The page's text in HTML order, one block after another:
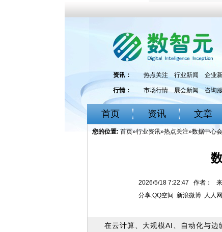
资讯： 热点关注 行业新闻 企业
行情： 市场行情 展会新闻 咨询
首页 资讯 文章
您的位置: 首页»行业资讯»热点关注»数据中心
2026/5/18 7:22:47 作者： 来
分享:QQ空间 新浪微博 人人网
在云计算、大规模AI、自动化与